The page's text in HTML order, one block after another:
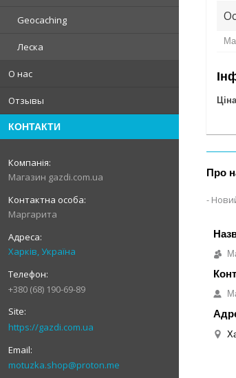
Geocaching
Леска
О нас
Отзывы
КОНТАКТИ
Магазин gazdi.com.ua
Маргарита
Харків, Україна
+380 (68) 190-69-89
https://gazdi.com.ua
motuzka.shop@proton.me
Про